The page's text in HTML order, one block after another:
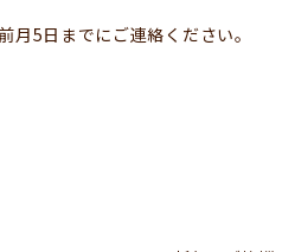
5日までにご連絡ください。